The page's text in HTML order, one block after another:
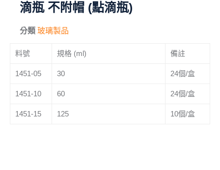
滴瓶 不附帽 (點滴瓶)
分類 玻璃製品
料號 規格 (ml) 備註
1451-05 30 24個/盒
1451-10 60 24個/盒
1451-15 125 10個/盒